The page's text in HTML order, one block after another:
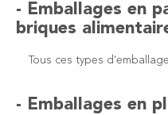
- Emballages en
briques
Tous ces types
- Emballages en